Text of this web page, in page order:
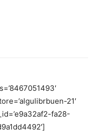
21′
fa28-